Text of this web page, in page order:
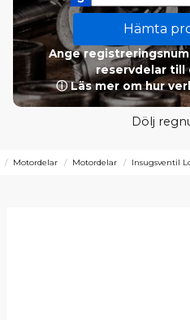
Hämta
Ange
reservdelar till
ⓘ Läs mer om hur
Dölj
Motordelar Motordelar Insugsventil